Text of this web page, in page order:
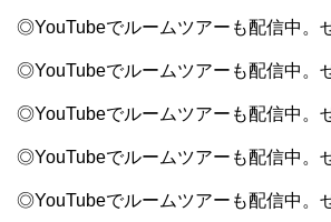
◎YouTubeでルームツアーも配信中。
◎YouTubeでルームツアーも配信中。
◎YouTubeでルームツアーも配信中。
◎YouTubeでルームツアーも配信中。
◎YouTubeでルームツアーも配信中。